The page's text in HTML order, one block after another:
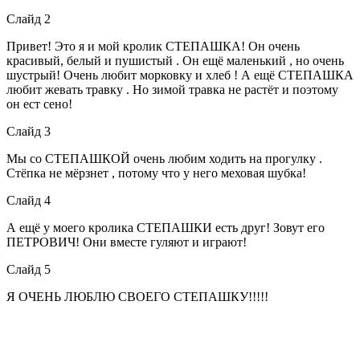
Слайд 2
Привет! Это я и мой кролик СТЕПАШКА! Он очень
красивый, белый и пушистый . Он ещё маленький , но очень
шустрый! Очень любит морковку и хлеб ! А ещё СТЕПАШКА
любит жевать травку . Но зимой травка не растёт и поэтому
он ест сено!
Слайд 3
Мы со СТЕПАШКОЙ очень любим ходить на прогулку .
Стёпка не мёрзнет , потому что у него меховая шубка!
Слайд 4
А ещё у моего кролика СТЕПАШКИ есть друг! Зовут его
ПЕТРОВИЧ! Они вместе гуляют и играют!
Слайд 5
Я ОЧЕНЬ ЛЮБЛЮ СВОЕГО СТЕПАШКУ!!!!!